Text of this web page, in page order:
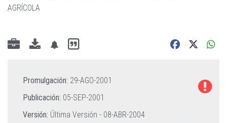
AGRÍCOLA
Promulgación: 29-AGO-2001
Publicación: 05-SEP-2001
Versión: Última Versión - 08-ABR-2004